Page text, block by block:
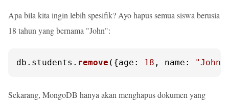
Apa bila kita ingin lebih spesifik? Ayo hapus semua siswa berusia
18 tahun yang bernama "John":
db. students . remove ({age : 18 , name : "John"
Sekarang, MongoDB hanya akan menghapus dokumen yang